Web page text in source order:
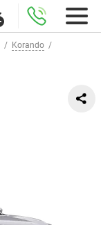
Korando